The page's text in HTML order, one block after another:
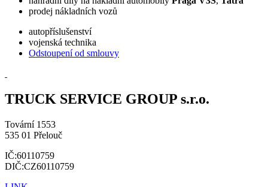
prodej nákladních vozů
autopříslušenství
vojenská technika
Odstoupení od smlouvy
TRUCK SERVICE GROUP s.r.o.
Tovární 1553
535 01 Přelouč
IČ:60110759
DIČ:CZ60110759